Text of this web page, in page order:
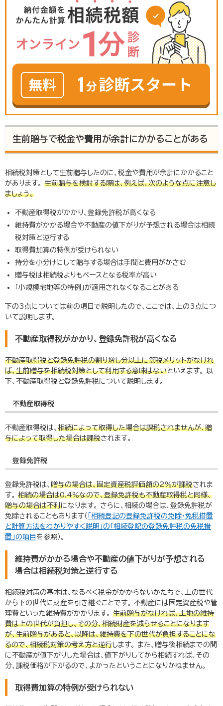
生前贈与で税金や費用が余計にかかることがある
相続税対策として生前贈与したのに、税金や費用が余計にかかること
があります。 生前贈与を検討する際は、例えば、次のような点に注意し
ましょう。
不動産取得税がかかり、登録免許税が高くなる
維持費がかかる場合や不動産の値下がりが予想される場合は相続
税対策と逆行する
取得費加算の特例が受けられない
持分を小分けにして贈与する場合は手間と費用がかさむ
贈与税は相続税よりもベースとなる税率が高い
「小規模宅地等の特例」が適用されなくなることがある
下の 3 点については前の項目で説明したので、ここでは、上の 3 点につ
いて説明します。
不動産取得税がかかり、登録免許税が高くなる
不動産取得税と登録免許税の割り増し分以上に節税メリットがなけれ
ば、生前贈与を相続税対策として利用する意味はないといえます。 以
下、不動産取得税と登録免許税について説明します。
不動産取得税
不動産取得税は、 相続によって取得した場合は課税されませんが、贈
与によって取得した場合は課税されます。
登録免許税
登録免許税は、 贈与の場合は、固定資産税評価額の2％が課税されま
す。 相続の場合は0.4％なので、登録免許税も不動産取得税と同様、
贈与の場合は不利になります。 さらに、相続の場合は、登録免許税が
免除されることもあります（ 「相続登記の登録免許税の免除・免税措置
と計算方法をわかりやすく説明」の「相続登記の登録免許税の免税措
置」の項目 を参照）。
維持費がかかる場合や不動産の値下がりが予想される
場合は相続税対策と逆行する
相続税対策の基本は、なるべく税金がかからないかたちで、上の世代
から下の世代に財産を引き継ぐことです。 不動産には固定資産税や管
理費といった維持費がかかります。 生前贈与がなければ、土地の維持
費は上の世代が負担し、その分、相続財産を減らせることになります
が、生前贈与があると、以降は、維持費を下の世代が負担することにな
るので、相続税対策の考え方と逆行します。 また、贈与後相続までの間
に不動産が値下がりした場合は、値下がりしてから相続すれば、その
分、課税価格が下がるので、よかったということになりかねません。
取得費加算の特例が受けられない